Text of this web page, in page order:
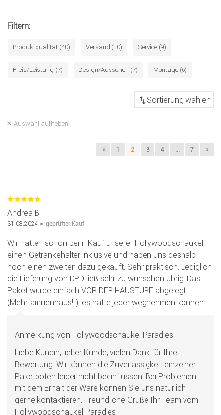
Filtern:
Produktqualität (40) Versand (10) Service (9)
Preis/Leistung (7) Design/Aussehen (7) Montage (6)
Auswahl aufheben
« 1 2 3 4 ... 7 »
Andrea B.
31.08.2024 geprüfter Kauf
Wir hatten schon beim Kauf unserer Hollywoodschaukel
einen Getränkehalter inklusive und haben uns deshalb
noch einen zweiten dazu gekauft. Sehr praktisch. Lediglich
die Lieferung von DPD ließ sehr zu wünschen übrig. Das
Paket wurde einfach VOR DER HAUSTÜRE abgelegt
(Mehrfamilienhaus!!!), es hätte jeder wegnehmen können.
Anmerkung von Hollywoodschaukel Paradies:
Liebe Kundin, lieber Kunde, vielen Dank für Ihre
Bewertung. Wir können die Zuverlässigkeit einzelner
Paketboten leider nicht beeinflussen. Bei Problemen
mit dem Erhalt der Ware können Sie uns natürlich
gerne kontaktieren. Freundliche Grüße Ihr Team vom
Hollywoodschaukel Paradies